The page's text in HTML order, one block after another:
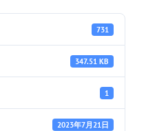
731
347.51 KB
1
2023年7月21日